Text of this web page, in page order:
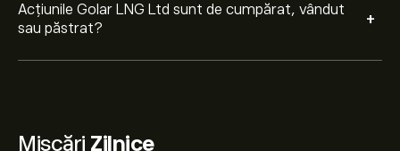
Acțiunile Golar LNG Ltd sunt de cumpărat, vândut
sau păstrat?
+
Mișcări Zilnice